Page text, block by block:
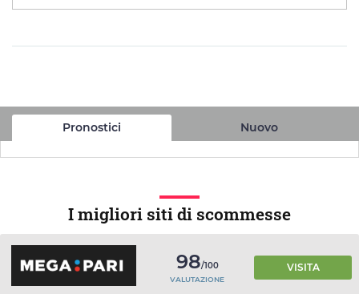
Pronostici Nuovo
I migliori siti di scommesse
98/100
VALUTAZIONE
VISITA